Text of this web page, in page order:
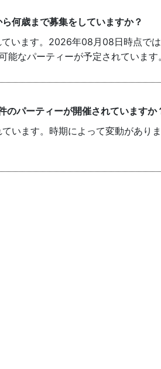
何歳まで募集をしていますか？
います。2026年08月08日時点で
なパーティーが予定されています。
のパーティーが開催されていますか
います。時期によって変動があり